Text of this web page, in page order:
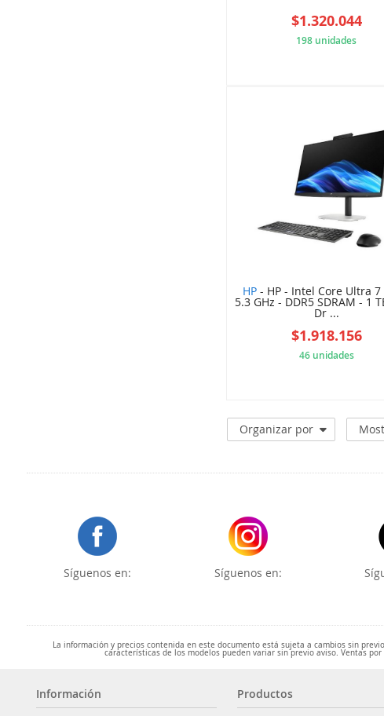
$1.320.044
198 unidades
HP - HP - Intel Core Ultra 7
5.3 GHz - DDR5 SDRAM - 1
Dr ...
$1.918.156
46 unidades
Organizar por
Síguenos en: Síguenos en:
La información y precios contenida en este documento está sujeta a cambios sin
características de los modelos pueden variar sin previo aviso. Ventas
Información Productos